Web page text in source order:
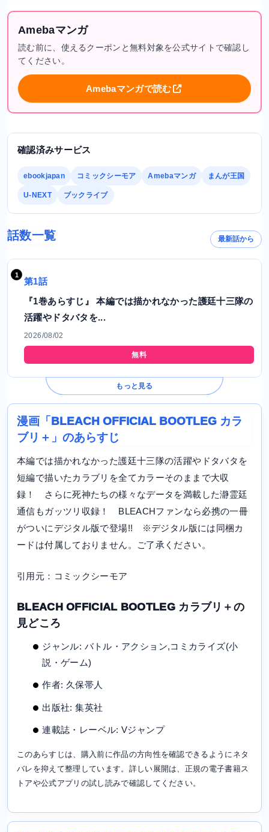
Amebaマンガ
読む前に、使えるクーポンと無料対象を公式サイトで確認し
てください。
Amebaマンガで読む
確認済みサービス
ebookjapan コミックシーモア Amebaマンガ まんが王国
U-NEXT ブックライブ
話数一覧 最新話から
第1話
『1巻あらすじ』 本編では描かれなかった護廷十三隊の
活躍やドタバタを...
2026/08/02
無料
もっと見る
漫画「BLEACH OFFICIAL BOOTLEG カラ
ブリ＋」のあらすじ
本編では描かれなかった護廷十三隊の活躍やドタバタを
短編で描いたカラブリを全てカラーそのままで大収
録！ さらに死神たちの様々なデータを満載した瀞霊廷
通信もガッツリ収録！ BLEACHファンなら必携の一冊
がついにデジタル版で登場!! ※デジタル版には同梱カ
ードは付属しておりません。ご了承ください。
引用元：コミックシーモア
BLEACH OFFICIAL BOOTLEG カラブリ＋の
見どころ
ジャンル: バトル・アクション,コミカライズ(小
説・ゲーム)
作者: 久保帯人
出版社: 集英社
連載誌・レーベル: Vジャンプ
このあらすじは、購入前に作品の方向性を確認できるようにネタ
バレを抑えて整理しています。詳しい展開は、正規の電子書籍ス
トアや公式アプリの試し読みで確認してください。